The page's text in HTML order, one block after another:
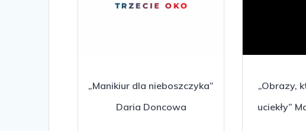
„Manikiur dla nieboszczyka”
Daria Doncowa
„Obrazy,
uciekły”